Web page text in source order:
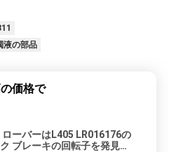
液の部品
価格で
ローバーはL405 LR016176の
ブレーキの回転子を発見す